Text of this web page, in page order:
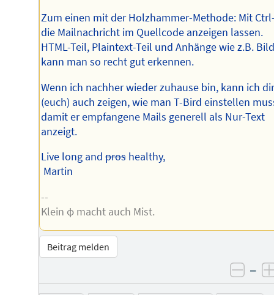
Zum einen mit der Holzhammer-Methode: Mit
die Mailnachricht im Quellcode anzeigen lassen.
HTML-Teil, Plaintext-Teil und Anhänge wie z.B.
kann man so recht gut erkennen.
Wenn ich nachher wieder zuhause bin, kann ich
(euch) auch zeigen, wie man T-Bird einstellen
damit er empfangene Mails generell als Nur-Text
anzeigt.
Live long andpros healthy,
Martin
--
Klein φ macht auch Mist.
Beitrag melden
–